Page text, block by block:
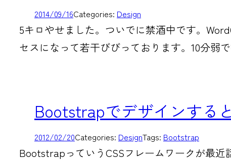
2014/09/16Categories: Design
5キロやせました。ついでに禁酒中です。
セスになって若干びびっております。10分弱
Bootstrapでデザインする
2012/02/20Categories: DesignTags: Bootstrap
BootstrapっていうCSSフレームワークが最